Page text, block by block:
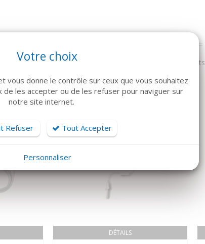
découvrez également ces produits plébiscités par nos clients
DÉTAILS
Votre choix
vous donne le contrôle sur ceux que vous souhaitez
de les accepter ou de les refuser pour naviguer sur
notre site internet.
Refuser Tout Accepter
Personnaliser